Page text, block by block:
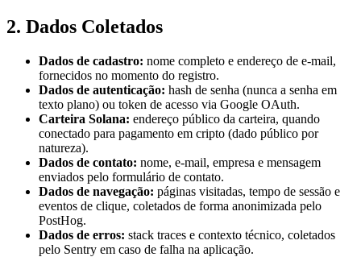
2. Dados Coletados
Dados de cadastro: nome completo e endereço de e-mail,
fornecidos no momento do registro.
Dados de autenticação: hash de senha (nunca a senha em
texto plano) ou token de acesso via Google OAuth.
Carteira Solana: endereço público da carteira, quando
conectado para pagamento em cripto (dado público por
natureza).
Dados de contato: nome, e-mail, empresa e mensagem
enviados pelo formulário de contato.
Dados de navegação: páginas visitadas, tempo de sessão e
eventos de clique, coletados de forma anonimizada pelo
PostHog.
Dados de erros: stack traces e contexto técnico, coletados
pelo Sentry em caso de falha na aplicação.